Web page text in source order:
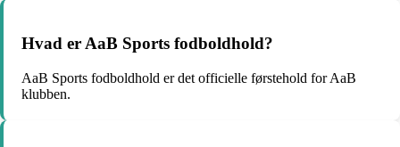
Hvad er AaB Sports fodboldhold?
AaB Sports fodboldhold er det officielle førstehold for AaB
klubben.